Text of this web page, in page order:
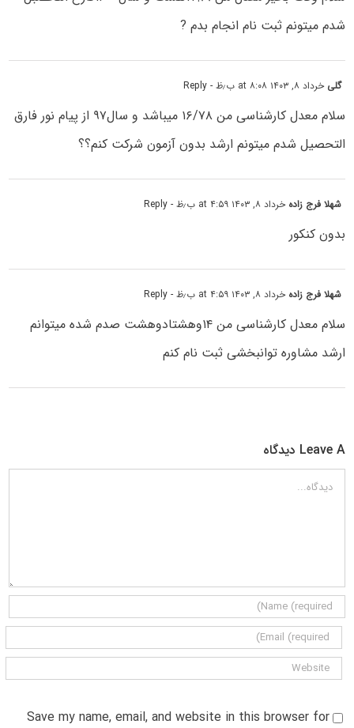
شدم میتونم ثبت نام انجام بدم ?
گلی خرداد ۸, ۱۴۰۳ at ۸:۰۸ ب٫ظ - Reply
سلام معدل کارشناسی من ۱۶/۷۸ میباشد و سال۹۷ از پیام نور فارق
التحصیل شدم میتونم ارشد بدون آزمون شرکت کنم؟؟
شهلا فرج زاده خرداد ۸, ۱۴۰۳ at ۴:۵۹ ب٫ظ - Reply
بدون کنکور
شهلا فرج زاده خرداد ۸, ۱۴۰۳ at ۴:۵۹ ب٫ظ - Reply
سلام معدل کارشناسی من ۱۴وهشتادوهشت صدم شده میتوانم
ارشد مشاوره توانبخشی ثبت نام کنم
Leave A دیدگاه
دیدگاه
Save my name, email, and website in this browser for